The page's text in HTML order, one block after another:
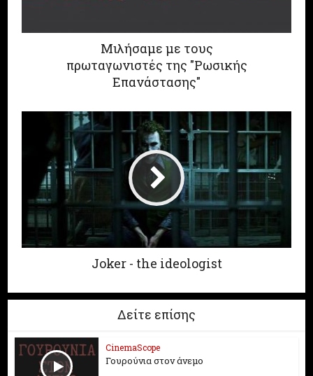
Μιλήσαμε με τους
πρωταγωνιστές της "Ρωσικής
Επανάστασης"
Joker - the ideologist
Δείτε επίσης
CinemaScope
Γουρούνια στον άνεμο